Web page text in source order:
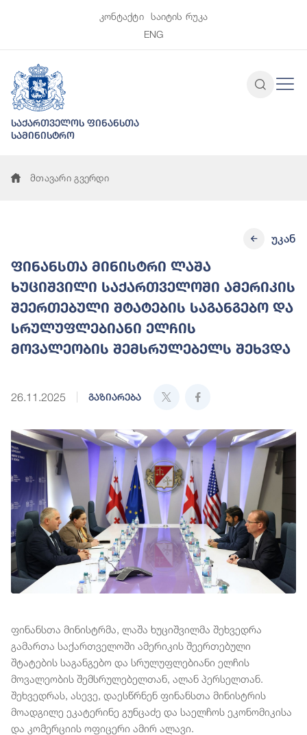
კონტაქტი
საიტის რუკა
ENG
საქართველოს ფინანსთა
სამინისტრო
მთავარი გვერდი
ფინანსთა მინისტრი ლაშა
ხუციშვილი საქართველოში ამერიკის
შეერთებული შტატების საგანგებო და
სრულუფლებიანი ელჩის
მოვალეობის შემსრულებელს შეხვდა
26.11.2025 გაზიარება
უკან
ფინანსთა მინისტრმა, ლაშა ხუციშვილმა შეხვედრა
გამართა საქართველოში ამერიკის შეერთებული
შტატების საგანგებო და სრულუფლებიანი ელჩის
მოვალეობის შემსრულებელთან, ალან პერსელთან.
შეხვედრას, ასევე, დაესწრნენ ფინანსთა მინისტრის
მოადგილე ეკატერინე გუნცაძე და საელჩოს ეკონომიკისა
და კომერციის ოფიცერი ამირ ალავი.